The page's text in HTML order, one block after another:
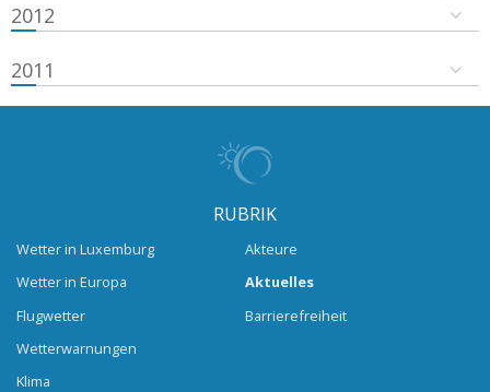
2012
2011
RUBRIK
Wetter in Luxemburg
Wetter in Europa
Flugwetter
Wetterwarnungen
Klima
Akteure
Aktuelles
Barrierefreiheit